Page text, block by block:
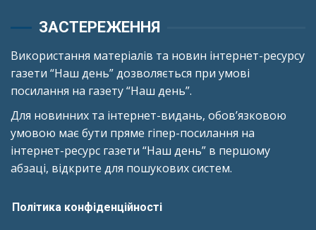
ЗАСТЕРЕЖЕННЯ
Використання матеріалів та новин інтернет-ресурсу
газети “Наш день” дозволяється при умові
посилання на газету “Наш день”.
Для новинних та інтернет-видань, обов’язковою
умовою має бути пряме гіпер-посилання на
інтернет-ресурс газети “Наш день” в першому
абзаці, відкрите для пошукових систем.
Політика конфіденційності